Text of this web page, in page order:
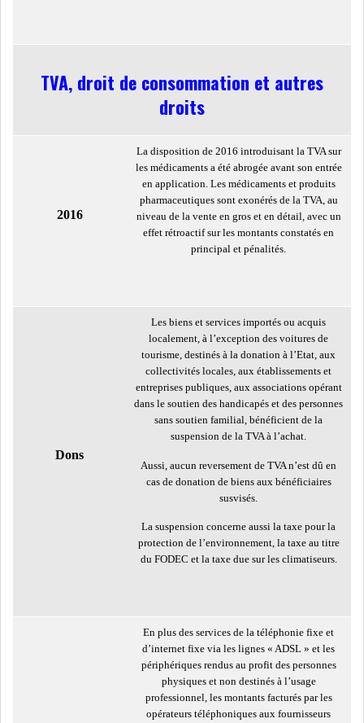
MACROÉCONOMIQUES
HAUSSE DES RÉSERVES DE
DEVISES À 97 JOUR...
LE DÉFICIT COURANT SE
INS : L'INFLATION RECULE À
5,1% EN...
IRADA : PREMIER APPEL À
FONDATION POUR L...
RSS
ACTUALITÉS
REPRÉSENTANTS DU
PEUPLE (ARP)
TVA, droit de consommation et autres
droits
2016
La disposition de 2016 introduisant la TVA sur
les médicaments a été abrogée avant son entrée
en application. Les médicaments et produits
pharmaceutiques sont exonérés de la TVA, au
niveau de la vente en gros et en détail, avec un
effet rétroactif sur les montants constatés en
principal et pénalités.
Dons
Les biens et services importés ou acquis
localement, à l’exception des voitures de
tourisme, destinés à la donation à l’Etat, aux
collectivités locales, aux établissements et
entreprises publiques, aux associations opérant
dans le soutien des handicapés et des personnes
sans soutien familial, bénéficient de la
suspension de la TVA à l’achat.
Aussi, aucun reversement de TVA n’est dû en
cas de donation de biens aux bénéficiaires
susvisés.
La suspension concerne aussi la taxe pour la
protection de l’environnement, la taxe au titre
du FODEC et la taxe due sur les climatiseurs.
En plus des services de la téléphonie fixe et
d’internet fixe via les lignes « ADSL » et les
périphériques rendus au profit des personnes
physiques et non destinés à l’usage
professionnel, les montants facturés par les
opérateurs téléphoniques aux fournisseurs